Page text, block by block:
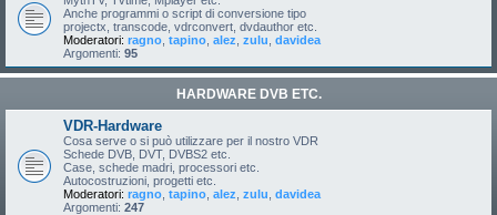
Anche programmi o script di conversione tipo
projectx, transcode, vdrconvert, dvdauthor etc.
Moderatori: ragno tapino alez zulu davidea
Argomenti: 95
HARDWARE DVB ETC.
VDR-Hardware
Cosa serve o si può utilizzare per il nostro VDR
Schede DVB, DVT, DVBS2 etc.
Case, schede madri, processori etc.
Autocostruzioni, progetti etc.
Moderatori: ragno tapino alez zulu davidea
Argomenti: 247